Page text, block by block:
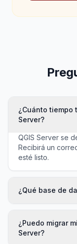
¿Cuánto tiempo
Server?
QGIS Server se
Recibirá un
esté listo.
¿Qué base de
¿Puedo migrar
Server?